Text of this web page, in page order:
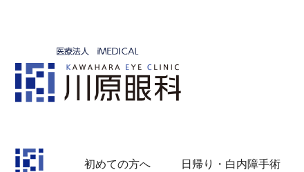
初めての方へ 日帰り・白内障手術